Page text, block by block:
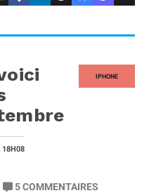
IPHONE
18H08
5COMMENTAIRES